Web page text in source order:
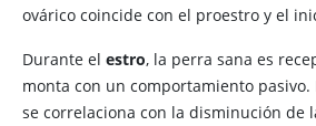
ovárico coincide con el proestro y el
Durante el estro, la perra sana es
monta con un comportamiento
se correlaciona con la disminución de